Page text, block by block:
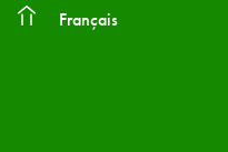
Français